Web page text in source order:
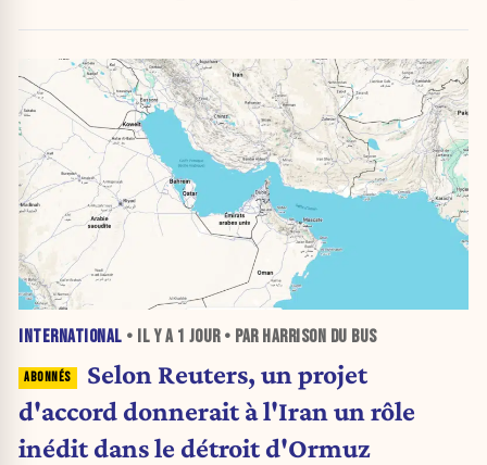
INTERNATIONAL • IL Y A 1 JOUR• PAR HARRISON DU BUS
Selon Reuters, un projet
d'accord donnerait à l'Iran un rôle
inédit dans le détroit d'Ormuz